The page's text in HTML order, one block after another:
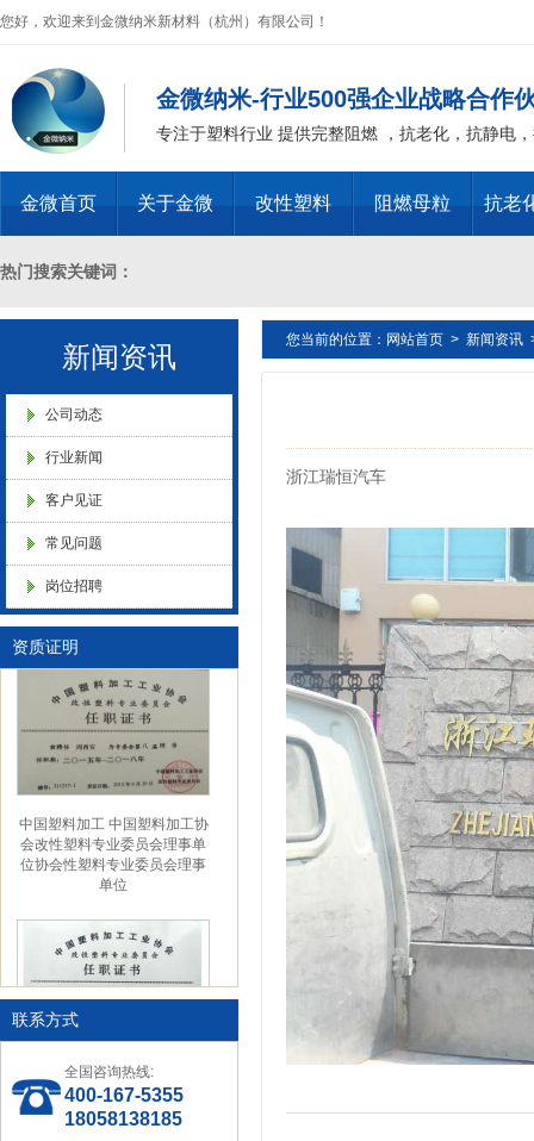
您好，欢迎来到金微纳米新材料（杭州）有限公司！
金微纳米-行业500强企业战略合作
专注于塑料行业 提供完整阻燃 ，抗老化，抗静电
金微首页 关于金微 改性塑料 阻燃母粒 抗老
热门搜索关键词：
十溴二苯乙烷母粒，三氧化二锑母粒，三氧化二锑替代物 PVC 无卤
燃 ABS阻燃 ，PA 阻燃，PET阻燃 ，PBT阻燃 ，环氧树脂阻燃，玻璃
化，抗静电母粒，阻燃料，抗老化料，环氧树脂抗老化，油漆涂料抗菌
新闻资讯
公司动态
行业新闻
客户见证
常见问题
岗位招聘
资质证明
浙江省创新型企业稳定
业执照
中国塑料加工 中国塑料加工协
会改性塑料专业委员会理事单
位协会性塑料专业委员会理事
单位
中国塑料加工工业协会理事
联系方式
全国咨询热线:
400-167-5355
18058138185
您当前的位置： 网站首页 > 新闻资讯
浙江瑞恒汽车